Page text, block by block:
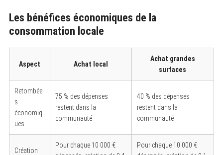
Les bénéfices économiques de la
consommation locale
Aspect Achat local
Achat grandes
surfaces
Retombée
s
économiq
ues
75 % des dépenses
restent dans la
communauté
40 % des dépenses
restent dans la
communauté
Création
Pour chaque 10 000 €
Pour chaque 10 000 €